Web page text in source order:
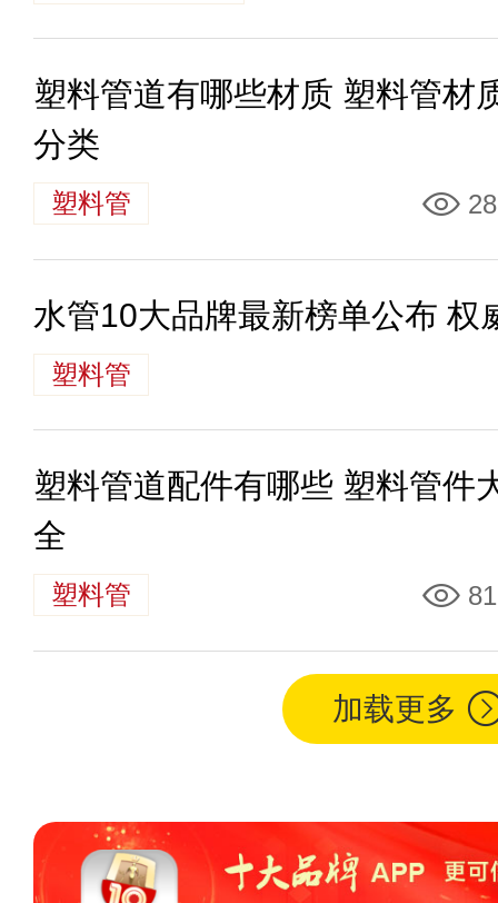
塑料管道有哪些材质 塑料管材
分类
塑料管
水管10大品牌最新榜单公布 权
塑料管
塑料管道配件有哪些 塑料管件
全
塑料管
加载更多